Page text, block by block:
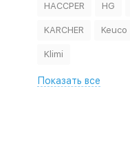
HACCPER HG
KARCHER Keuco
Klimi
Показать все